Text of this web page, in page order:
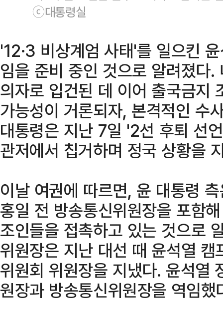
ⓒ대통령실
'12·3 비상계엄 사태'를 일으킨
임을 준비 중인 것으로 알려졌다
의자로 입건된 데 이어 출국금지
가능성이 거론되자, 본격적인 수
대통령은 지난 7일 '2선 후퇴 선
관저에서 칩거하며 정국 상황을
이날 여권에 따르면, 윤 대통령
홍일 전 방송통신위원장을 포함
조인들을 접촉하고 있는 것으로
위원장은 지난 대선 때 윤석열
위원회 위원장을 지냈다. 윤석열
원장과 방송통신위원장을 역임했